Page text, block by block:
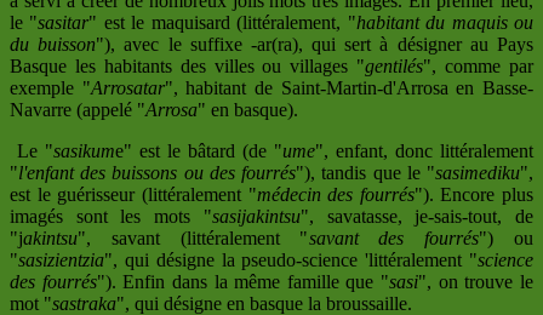
le "sasitar" est le maquisard (littéralement, "habitant du maquis ou
du buisson"), avec le suffixe -ar(ra), qui sert à désigner au Pays
Basque les habitants des villes ou villages "gentilés", comme par
exemple "Arrosatar", habitant de Saint-Martin-d'Arrosa en Basse-
Navarre (appelé "Arrosa" en basque).
Le "sasikume" est le bâtard (de "ume", enfant, donc littéralement
"l'enfant des buissons ou des fourrés"), tandis que le "sasimediku",
est le guérisseur (littéralement "médecin des fourrés"). Encore plus
imagés sont les mots "sasijakintsu", savatasse, je-sais-tout, de
"jakintsu", savant (littéralement "savant des fourrés") ou
"sasizientzia", qui désigne la pseudo-science 'littéralement "science
des fourrés"). Enfin dans la même famille que "sasi", on trouve le
mot "sastraka", qui désigne en basque la broussaille.